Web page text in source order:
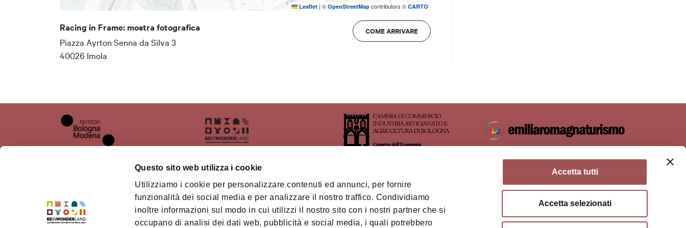
Questo sito web utilizza i cookie
Utilizziamo i cookie per personalizzare contenuti ed annunci, per fornire
funzionalità dei social media e per analizzare il nostro traffico. Condividiamo
inoltre informazioni sul modo in cui utilizzi il nostro sito con i nostri partner che si
occupano di analisi dei dati web, pubblicità e social media, i quali potrebbero
Accetta tutti
Accetta selezionati
Ridotto: € 8 (13-17 anni, residenti Comuni CONAMI, accompagnatori
disabili, studenti universitari. Previo contatto via email
a businessdevelopment@imolafaenza.it, ridotto anche per Motoclub
e gruppi min. 10 pax)
Leaflet | © OpenStreetMapcontributors © CARTO
Racing in Frame: mostra fotografica
Piazza Ayrton Senna da Silva 3
40026 Imola
COME ARRIVARE
Dove siamo
Il territorio dell'Area Imolese
Territorio Turistico Bologna-
Modena